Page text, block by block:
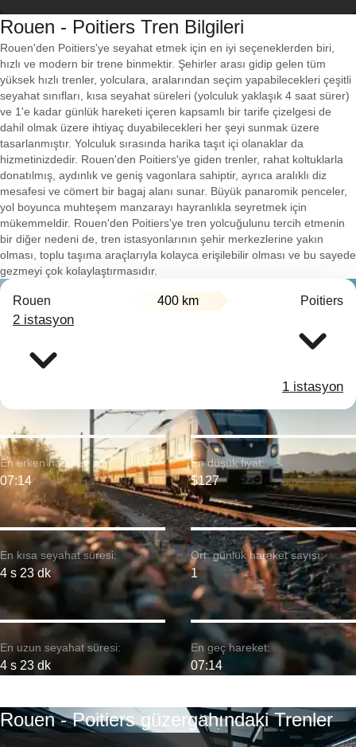
Rouen - Poitiers Tren Bilgileri
Rouen'den Poitiers'ye seyahat etmek için en iyi seçeneklerden biri,
hızlı ve modern bir trene binmektir. Şehirler arası gidip gelen tüm
yüksek hızlı trenler, yolculara, aralarından seçim yapabilecekleri çeşitli
seyahat sınıfları, kısa seyahat süreleri (yolculuk yaklaşık 4 saat sürer)
ve 1'e kadar günlük hareketi içeren kapsamlı bir tarife çizelgesi de
dahil olmak üzere ihtiyaç duyabilecekleri her şeyi sunmak üzere
tasarlanmıştır. Yolculuk sırasında harika taşıt içi olanaklar da
hizmetinizdedir. Rouen'den Poitiers'ye giden trenler, rahat koltuklarla
donatılmış, aydınlık ve geniş vagonlara sahiptir, ayrıca aralıklı diz
mesafesi ve cömert bir bagaj alanı sunar. Büyük panaromik penceler,
yol boyunca muhteşem manzarayı hayranlıkla seyretmek için
mükemmeldir. Rouen'den Poitiers'ye tren yolcuğulunu tercih etmenin
bir diğer nedeni de, tren istasyonlarının şehir merkezlerine yakın
olması, toplu taşıma araçlarıyla kolayca erişilebilir olması ve bu sayede
gezmeyi çok kolaylaştırmasıdır.
Rouen 400 km Poitiers
2 istasyon
1 istasyon
En kısa seyahat süresi:
4 s 23 dk
En erken hareket:
07:14
En uzun seyahat süresi:
4 s 23 dk
En düşük fiyat:
$127
Ort. günlük hareket sayısı:
1
En geç hareket:
07:14
Rouen - Poitiers güzergahındaki Trenler